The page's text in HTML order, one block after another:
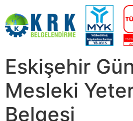
Eskişehir
Mesleki
Belgesi